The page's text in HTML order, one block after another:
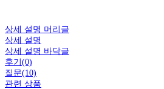
상세 설명 머리글
상세 설명
상세 설명 바닥글
후기(0)
질문(10)
관련 상품